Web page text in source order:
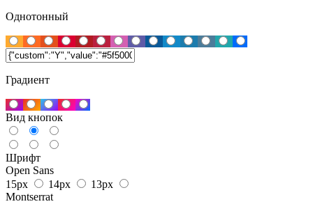
Однотонный
Градиент
Вид кнопок
Шрифт
Open Sans
15px
14px
13px
Montserrat